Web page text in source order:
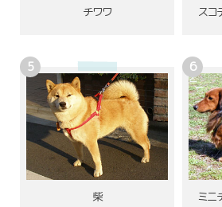
チワワ スコ
柴 ミニ